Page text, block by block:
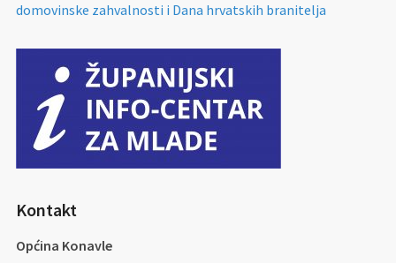
domovinske zahvalnosti i Dana hrvatskih branitelja
Kontakt
Općina Konavle